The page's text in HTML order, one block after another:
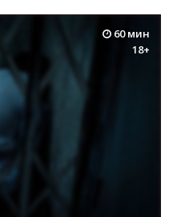
60 мин
18+